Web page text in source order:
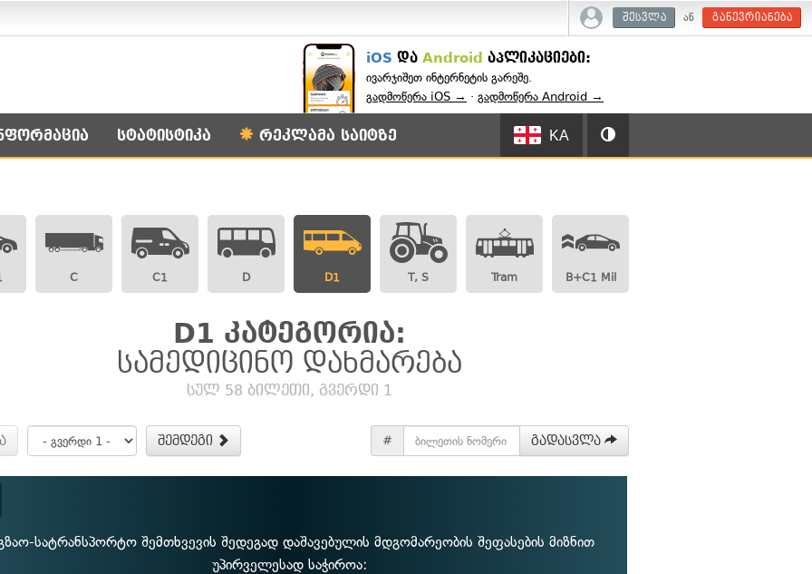
შესვლა ან გაწევრიანება
iOS და Android აპლიკაციები:
ივარჯიშეთ ინტერნეტის გარეშე.
გადმოწერა iOS → · გადმოწერა Android →
სტატისტიკა რეკლამა საიტზე KA
C C1 D D1 T, S Tram B+C1 Mil
D1 კატეგორია:
სამედიცინო დახმარება
სულ 58 ბილეთი, გვერდი 1
შემდეგი # გადასვლა
სატრანსპორტო შემთხვევის შედეგად დაშავებულის მდგომარეობის შეფასების მიზნით
უპირველესად საჭიროა: